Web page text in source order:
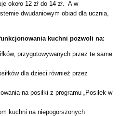
około 12 zł do 14 zł. A w
dwudaniowym obiad dla ucznia,
kuchni pozwoli na:
przygotowywanych przez te same
dla dzieci również przez
na posiłki z programu „Posiłek w
kuchni na niepogorszonych